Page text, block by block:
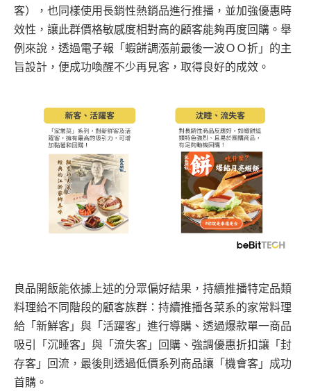
客），也同樣使用長銷性熱銷品進行推播，並加強優惠時
效性，讓此群價格敏感度相對高的顧客能夠再度回購。舉
例來說，透過電子報「蝦餅調漲前最後一波ＯＯ折」的主
旨設計，便成功喚醒不少再見客，取得良好的成效。
良品開飯能依據上述的分眾偏好結果，持續推播特定品類
料理給不同階段的顧客族群：持續推播各菜系的家常料理
給「新鮮客」與「活躍客」進行導購、透過爆款單一商品
吸引「沉睡客」與「流失客」回購、強調優惠折扣讓「封
存客」回流，最後則透過低價系列商品讓「機會客」成功
首購。